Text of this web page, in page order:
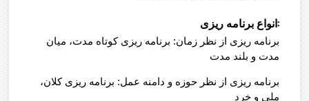
انواع برنامه ریزی:
برنامه ریزی از نظر زمان: برنامه ریزی کوتاه مدت، میان
مدت و بلند مدت
برنامه ریزی از نظر حوزه و دامنه عمل: برنامه ریزی کلان،
ملی و خرد